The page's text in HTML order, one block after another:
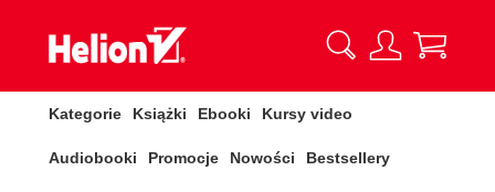
Kategorie Książki Ebooki Kursy video
Audiobooki Promocje Nowości Bestsellery